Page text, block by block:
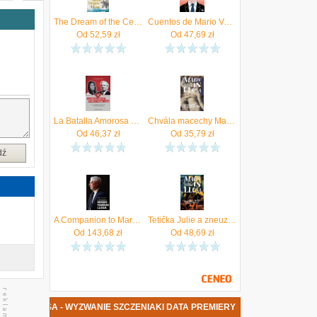
The Dream of the Celt - Mario Vargas Llosa [KSIĄŻKA]
Od 52,59 zł
Cuentos de Mario Vargas Llosa
Od 47,69 zł
La Batalla Amorosa De Mario Vargas Llosa
Od 46,37 zł
Chvála macechy Mario Vargas Llosa
Od 35,79 zł
A Companion to Mario Vargas Llosa
Od 143,68 zł
Tetička Julie a zneuznaný génius Mario Vargas Llosa
Od 48,69 zł
LLOSA - WYZWANIE SZCZENIAKI DATA PREMIERY